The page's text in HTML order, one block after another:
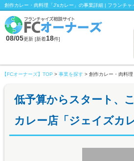
創作カレー・肉料理「J'sカレー」の事業詳細 | フランチャ
08/05更新 [新着18件]
【FCオーナーズ】TOP >事業を探す> 創作カレー・肉料理
低予算からスタート、
カレー店「ジェイズカレ